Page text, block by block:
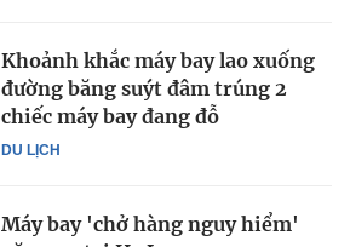
DU LỊCH
Khoảnh khắc máy bay lao xuống
đường băng suýt đâm trúng 2
chiếc máy bay đang đỗ
Máy bay 'chở hàng nguy hiểm'